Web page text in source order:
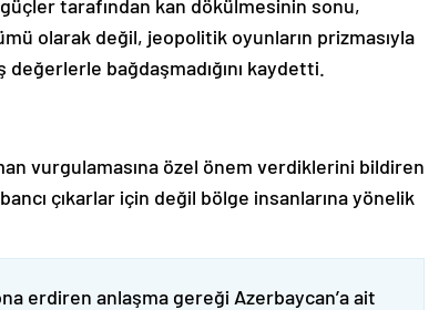
tarafından kan dökülmesinin sonu,
olarak değil, jeopolitik oyunların prizmasıyla
değerlerle bağdaşmadığını kaydetti.
vurgulamasına özel önem verdiklerini bildiren
çıkarlar için değil bölge insanlarına yönelik
erdiren anlaşma gereği Azerbaycan’a ait